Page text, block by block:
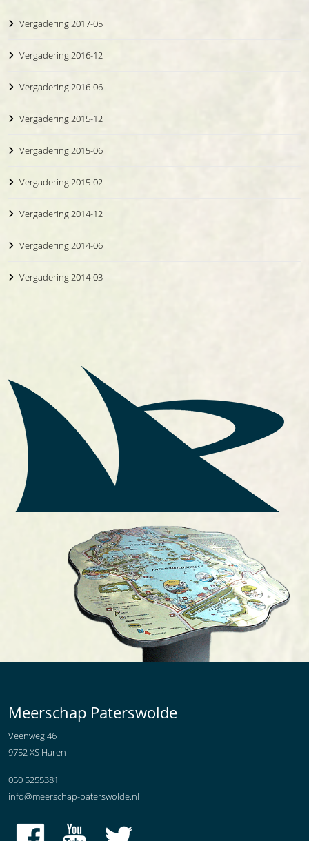
Vergadering 2017-05
Vergadering 2016-12
Vergadering 2016-06
Vergadering 2015-12
Vergadering 2015-06
Vergadering 2015-02
Vergadering 2014-12
Vergadering 2014-06
Vergadering 2014-03
Meerschap Paterswolde
Veenweg 46
9752 XS Haren
050 5255381
info@meerschap-paterswolde.nl